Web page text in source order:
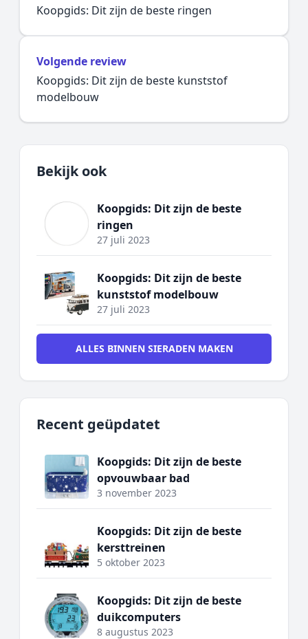
Koopgids: Dit zijn de beste ringen
Volgende review
Koopgids: Dit zijn de beste kunststof
modelbouw
Bekijk ook
Koopgids: Dit zijn de beste
ringen
27 juli 2023
Koopgids: Dit zijn de beste
kunststof modelbouw
27 juli 2023
ALLES BINNEN SIERADEN MAKEN
Recent geüpdatet
Koopgids: Dit zijn de beste
opvouwbaar bad
3 november 2023
Koopgids: Dit zijn de beste
kersttreinen
5 oktober 2023
Koopgids: Dit zijn de beste
duikcomputers
8 augustus 2023